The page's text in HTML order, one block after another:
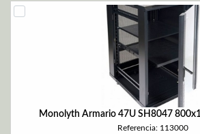
Monolyth Armario 47U SH8047
Referencia: 113000